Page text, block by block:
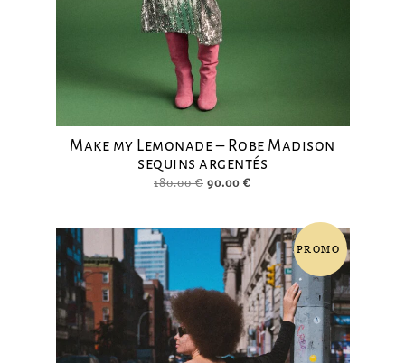
Make my Lemonade – Robe Madison
sequins argentés
180.00€ Le
était :
180.00 €.
90.00 €
est :
90.00 €.PROMO
!